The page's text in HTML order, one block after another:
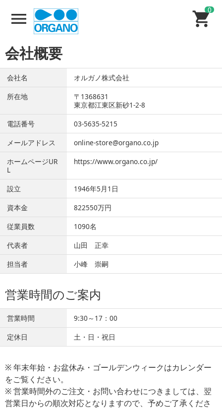
0
会社概要
会社名
オルガノ株式会社
所在地
〒1368631
東京都江東区新砂1-2-8
電話番号
03-5635-5215
メールアドレス
online-store@organo.co.jp
ホームページUR
L
https://www.organo.co.jp/
設立
1946年5月1日
資本金
822550万円
従業員数
1090名
代表者
山田 正幸
担当者
小峰 崇嗣
営業時間のご案内
営業時間
9:30～17：00
定休日
土・日・祝日
※ 年末年始・お盆休み・ゴールデンウィークはカレンダー
をご覧ください。
※ 営業時間外のご注文・お問い合わせにつきましては、翌
営業日からの順次対応となりますので、予めご了承くださ